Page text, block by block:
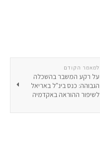
למאמר הקודם
על רקע המשבר בהשכלה
הגבוהה: כנס בינ"ל באריאל
לשיפור ההוראה באקדמיה